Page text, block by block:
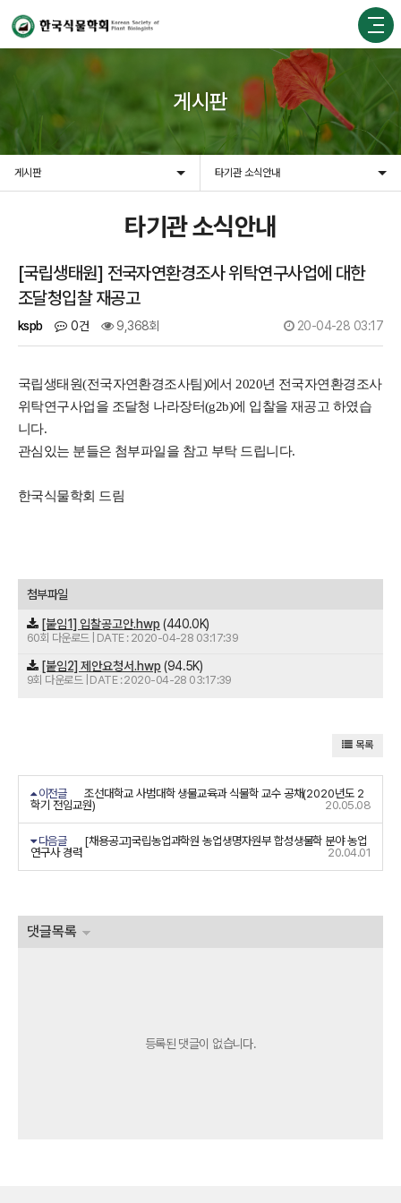
게시판
게시판 타기관 소식안내
타기관 소식안내
[국립생태원] 전국자연환경조사 위탁연구사업에 대한
조달청입찰 재공고
kspb 0건 9,368회 20-04-28 03:17
국립생태원(전국자연환경조사팀)에서 2020년 전국자연환경조사
위탁연구사업을 조달청 나라장터(g2b)에 입찰을 재공고 하였습
니다.
관심있는 분들은 첨부파일을 참고 부탁 드립니다.
한국식물학회 드림
첨부파일
[붙임1] 입찰공고안.hwp (440.0K)
60회 다운로드 | DATE : 2020-04-28 03:17:39
[붙임2] 제안요청서.hwp (94.5K)
9회 다운로드 | DATE : 2020-04-28 03:17:39
목록
이전글
조선대학교 사범대학 생물교육과 식물학 교수 공채(2020년도 2
학기 전임교원)
20.05.08
다음글
[채용공고]국립농업과학원 농업생명자원부 합성생물학 분야 농업
연구사 경력
20.04.01
댓글목록
등록된 댓글이 없습니다.